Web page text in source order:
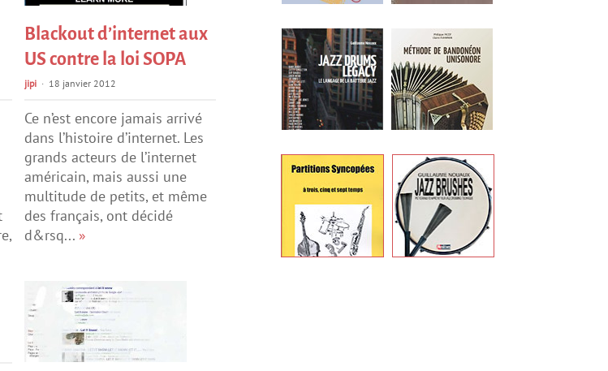
Blackout d’internet aux
US contre la loi SOPA
jipi 18 janvier 2012
Ce n’est encore jamais arrivé
dans l’histoire d’internet. Les
grands acteurs de l’internet
américain, mais aussi une
multitude de petits, et même
des français, ont décidé
d&rsq... »